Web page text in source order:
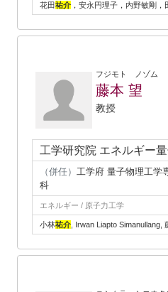
花田祐介 ，安永円理子，内野敏剛
フジモト ノゾム
藤本 望
教授
工学研究院 エネルギー
（併任） 工学府 量子物理工学
科
エネルギー / 原子力工学
小林祐介 , Irwan Liapto Simanullang,